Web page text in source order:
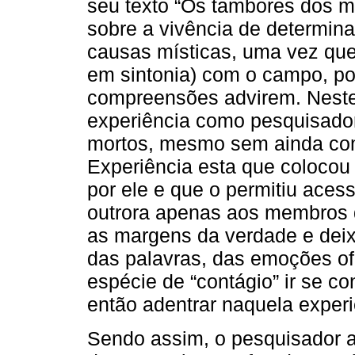
seu texto “Os tambores dos
sobre a vivência de
causas místicas, uma vez
em sintonia) com o campo,
compreensões advirem.
experiência como
mortos, mesmo sem ainda
Experiência esta que
por ele e que o permitiu
outrora apenas aos
as margens da verdade e
das palavras, das emoções
espécie de “contágio” ir se
então adentrar naquela
Sendo assim, o pesquisador